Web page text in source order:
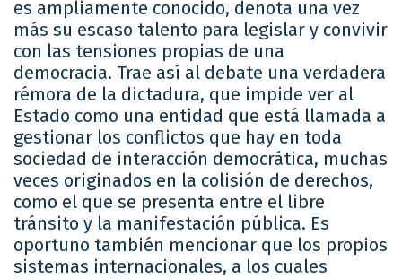
es ampliamente conocido, denota una vez
más su escaso talento para legislar y convivir
con las tensiones propias de una
democracia. Trae así al debate una verdadera
rémora de la dictadura, que impide ver al
Estado como una entidad que está llamada a
gestionar los conflictos que hay en toda
sociedad de interacción democrática, muchas
veces originados en la colisión de derechos,
como el que se presenta entre el libre
tránsito y la manifestación pública. Es
oportuno también mencionar que los propios
sistemas internacionales, a los cuales